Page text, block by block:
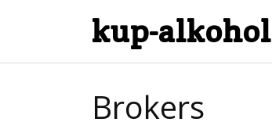
kup-alkohol
Brokers